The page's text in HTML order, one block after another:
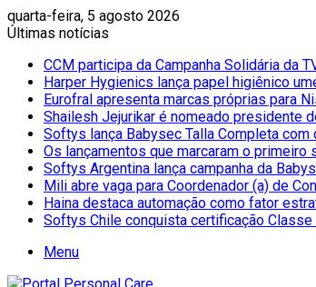
quarta-feira, 5 agosto 2026
Últimas notícias
CCM participa da Campanha Solidária da
Harper Hygienics lança papel higiênico
Eurofral apresenta marcas próprias para
Shailesh Jejurikar é nomeado presidente
Softys lança Babysec Talla Completa com
Os lançamentos que marcaram o
Softys Argentina lança campanha da
Mili abre vaga para Coordenador (a) de
Haina destaca automação como fator
Softys Chile conquista certificação
Menu